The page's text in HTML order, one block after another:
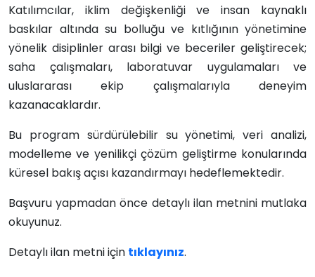
Katılımcılar, iklim değişkenliği ve insan kaynaklı
baskılar altında su bolluğu ve kıtlığının yönetimine
yönelik disiplinler arası bilgi ve beceriler geliştirecek;
saha çalışmaları, laboratuvar uygulamaları ve
uluslararası ekip çalışmalarıyla deneyim
kazanacaklardır.
Bu program sürdürülebilir su yönetimi, veri analizi,
modelleme ve yenilikçi çözüm geliştirme konularında
küresel bakış açısı kazandırmayı hedeflemektedir.
Başvuru yapmadan önce detaylı ilan metnini mutlaka
okuyunuz.
Detaylı ilan metni için tıklayınız.